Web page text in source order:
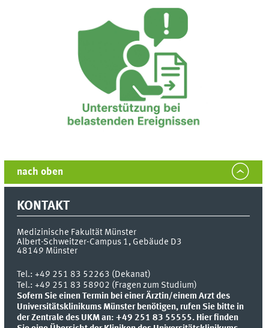
nach oben
KONTAKT
Medizinische Fakultät Münster
Albert-Schweitzer-Campus 1, Gebäude D3
48149 Münster
Tel.:+49 251 83 52263 (Dekanat)
Tel.: +49 251 83 58902 (Fragen zum Studium)
Sofern Sie einen Termin bei einer Ärztin/einem Arzt des
Universitätsklinikums Münster benötigen, rufen Sie bitte in
der Zentrale des UKM an: +49 251 83 55555. Hier finden